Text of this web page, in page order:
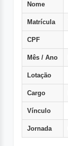
Nome
Matrícula
CPF
Mês / Ano
Lotação
Cargo
Vínculo
Jornada